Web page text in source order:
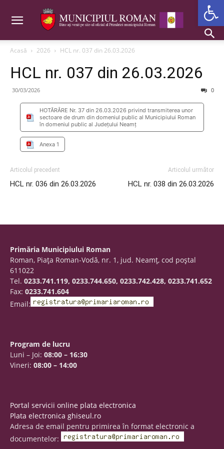
Acasă 2026 HCL nr. 037 din 26.03.2026
HCL nr. 037 din 26.03.2026
30/03/2026 0
HOTĂRÂRE Nr. 37 din 26.03.2026 privind transmiterea unor
sectoare de drum din domeniul public al Municipiului Roman
în domeniul public al Județului Neamț
Anexa 1
Articolul precedent
HCL nr. 036 din 26.03.2026
Articolul următor
HCL nr. 038 din 26.03.2026
Primăria Municipiului Roman
Roman, Piaţa Roman-Vodă, nr. 1, jud. Neamţ, cod poştal
611022
Tel. 0233.741.119, 0233.744.650, 0233.742.428, 0233.741.652
Fax: 0233.741.604
Email:
Program de lucru
Luni – Joi: 08:00 – 16:30
Vineri: 08:00 – 14:00
Portal servicii online plata electronica
Plata electronica ghiseul.ro
Adresa de email pentru primirea în format electronic a
documentelor: